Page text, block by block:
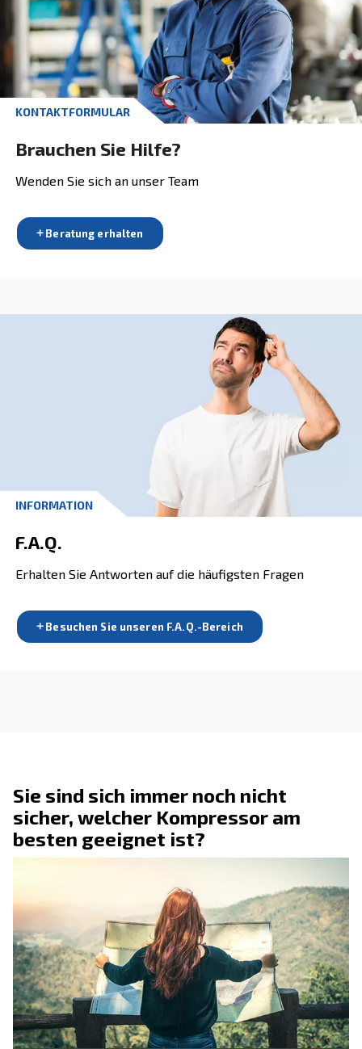
Schraubenkompressoren, Zuverlässigkeit von
Schraubenkompressoren
Kolbenkompressoren, Heimwerker- und
Anwendungen
Ölfreie Kompressoren, höchster Reinheitgrad von
Druckluft
Luftaufbereitung, vervollständigen Sie Ihr
Druckluftsystem
Luftmanagement, mehr Kontrolle für eine
Wenden Sie sich noch heute an
unserer Spezialisten!
Angebot ein!
Setzen Sie sich noch heute mit uns in
Fordern Sie ein Angebot an